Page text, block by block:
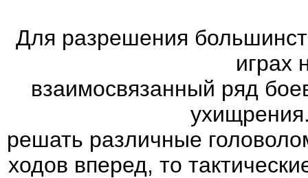
Для разрешения
играх
взаимосвязанный ряд
решать различные
ходов вперед, то